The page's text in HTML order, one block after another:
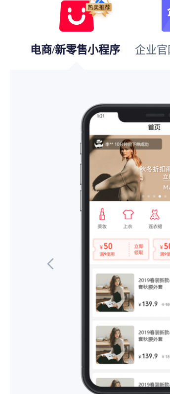
电商/新零售小程序 企业